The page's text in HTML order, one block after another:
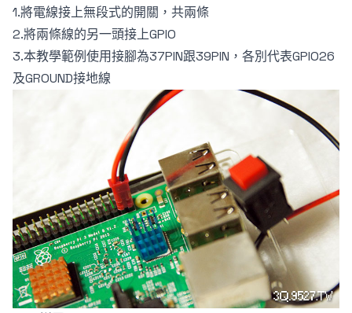
1.將電線接上無段式的開關，共兩條
2.將兩條線的另一頭接上GPIO
3.本教學範例使用接腳為37PIN跟39PIN，各別代表GPIO26
及GROUND接地線